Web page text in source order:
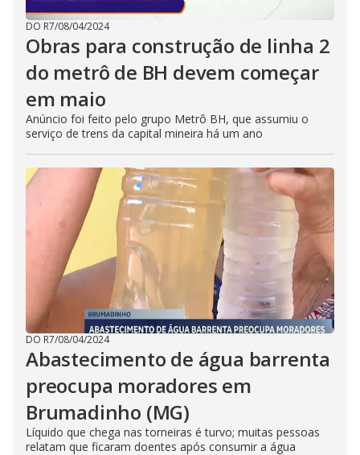
DO R7/08/04/2024
Obras para construção de linha 2
do metrô de BH devem começar
em maio
Anúncio foi feito pelo grupo Metrô BH, que assumiu o
serviço de trens da capital mineira há um ano
DO R7/08/04/2024
Abastecimento de água barrenta
preocupa moradores em
Brumadinho (MG)
Líquido que chega nas torneiras é turvo; muitas pessoas
relatam que ficaram doentes após consumir a água